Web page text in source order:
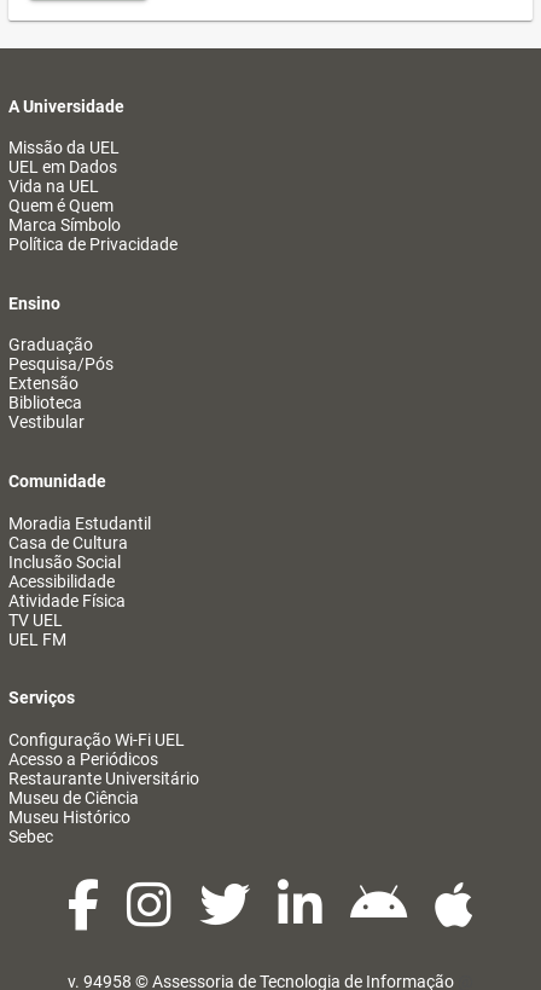
A Universidade
Missão da UEL
UEL em Dados
Vida na UEL
Quem é Quem
Marca Símbolo
Política de Privacidade
Ensino
Graduação
Pesquisa/Pós
Extensão
Biblioteca
Vestibular
Comunidade
Moradia Estudantil
Casa de Cultura
Inclusão Social
Acessibilidade
Atividade Física
TV UEL
UEL FM
Serviços
Configuração Wi-Fi UEL
Acesso a Periódicos
Restaurante Universitário
Museu de Ciência
Museu Histórico
Sebec
v. 94958 ©Assessoria de Tecnologia de Informação